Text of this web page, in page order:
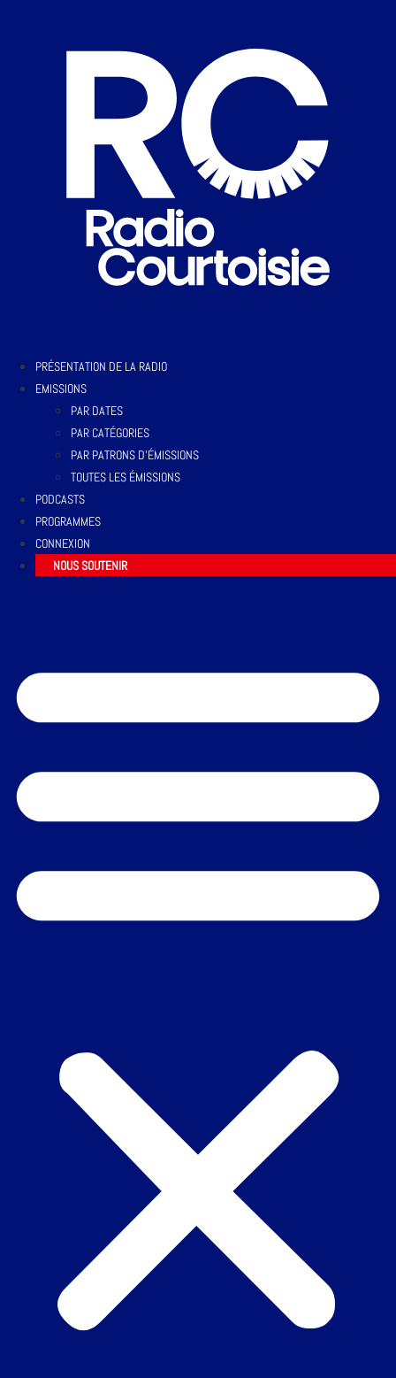
PRÉSENTATION DE LA RADIO
EMISSIONS
PAR DATES
PAR CATÉGORIES
PAR PATRONS D’ÉMISSIONS
TOUTES LES ÉMISSIONS
PODCASTS
PROGRAMMES
CONNEXION
NOUS SOUTENIR